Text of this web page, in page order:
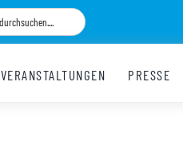
VERANSTALTUNGEN PRESSE